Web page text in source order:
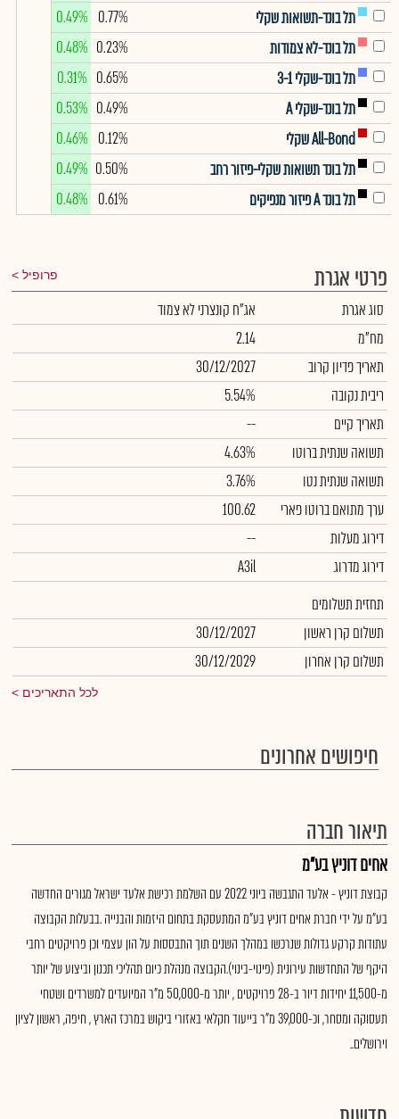
תל בונד-תשואות שקלי
0.77%
0.49%
תל בונד-לא צמודות
0.23%
0.48%
תל בונד-שקלי 3-1
0.65%
0.31%
תל בונד-שקלי A
0.49%
0.53%
All-Bond שקלי
0.12%
0.46%
תל בונד תשואות שקלי-פיזור רחב
0.50%
0.49%
תל בונד A פיזור מנפיקים
0.61%
0.48%
פרטי אגרת פרופיל
סוג אגרת
אג"ח קונצרני לא צמוד
מח"מ
2.14
תאריך פדיון קרוב
30/12/2027
ריבית נקובה
5.54%
תאריך קיים
--
תשואה שנתית ברוטו
4.63%
תשואה שנתית נטו
3.76%
ערך מתואם ברוטו פארי
100.62
דירוג מעלות
--
דירוג מדרוג
A3il
תחזית תשלומים
תשלום קרן ראשון
30/12/2027
תשלום קרן אחרון
30/12/2029
לכל התאריכים
חיפושים אחרונים
תיאור חברה
אחים דוניץ בע"מ
קבוצת דוניץ - אלעד התגבשה ביוני 2022 עם השלמת רכישת אלעד ישראל מגורים החדשה
בע"מ על ידי חברת אחים דוניץ בע"מ המתעסקת בתחום היזמות והבנייה .בבעלות הקבוצה
עתודות קרקע גדולות שנרכשו במהלך השנים תוך התבססות על הון עצמי וכן פרויקטים רחבי
היקף של התחדשות עירונית (פינוי-בינוי).הקבוצה מנהלת כיום תהליכי תכנון וביצוע של יותר
מ-11,500 יחידות דיור ב-28 פרויקטים , יותר מ-50,000 מ"ר המיועדים למשרדים ושטחי
תעסוקה ומסחר, וכ-39,000 מ"ר בייעוד חקלאי באזורי ביקוש במרכז הארץ , חיפה, ראשון לציון
וירושלים..